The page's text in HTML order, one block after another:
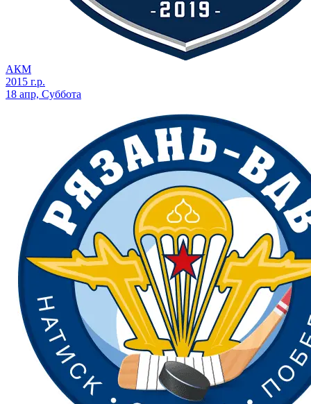
АКМ
2015 г.р.
18 апр, Суббота